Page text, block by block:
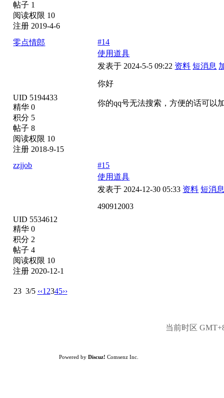
帖子 1
阅读权限 10
注册 2019-4-6
零点情郎
UID 5194433
精华 0
积分 5
帖子 8
阅读权限 10
注册 2018-9-15
#14
使用道具
发表于 2024-5-5 09:22 资料 短消息
你好
你的qq号无法搜索，方便的话可以
zzjjob
UID 5534612
精华 0
积分 2
帖子 4
阅读权限 10
注册 2020-12-1
#15
使用道具
发表于 2024-12-30 05:33 资料 短消
490912003
23 3/5 ‹‹1 2345››
当前时区
Powered by Discuz! Comsenz Inc.